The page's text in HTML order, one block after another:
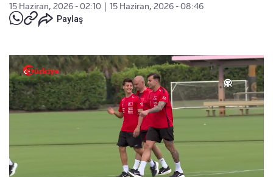
15 Haziran, 2026 - 02:10
15 Haziran, 2026 - 08:46
Paylaş